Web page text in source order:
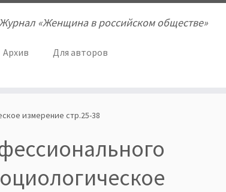
«Женщина в российском обществе»
Архив
Для авторов
измерение стр.25-38